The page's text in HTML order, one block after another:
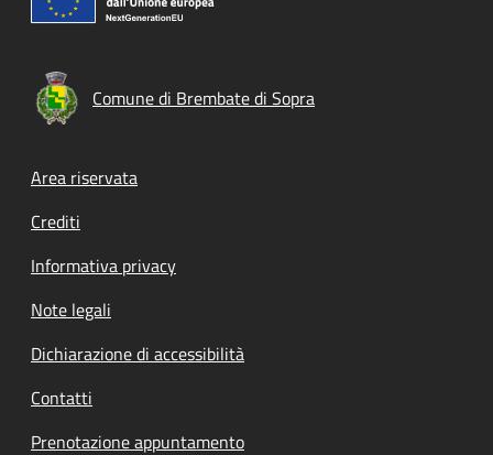
Comune di Brembate di Sopra
Footer menu
Area riservata
Crediti
Informativa privacy
Note legali
Dichiarazione di accessibilità
Contatti
Prenotazione appuntamento